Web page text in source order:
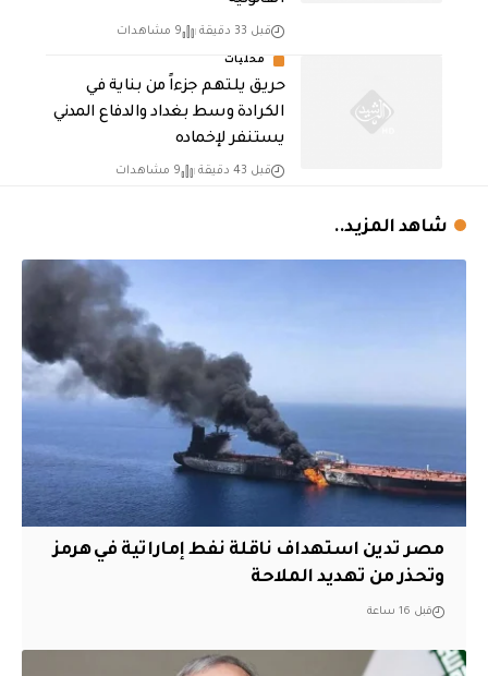
قبل 33 دقيقة 9 مشاهدات
محليات
حريق يلتهم جزءاً من بناية في
الكرادة وسط بغداد والدفاع المدني
يستنفر لإخماده
قبل 43 دقيقة 9 مشاهدات
شاهد المزيد..
مصر تدين استهداف ناقلة نفط إماراتية في هرمز
وتحذر من تهديد الملاحة
قبل 16 ساعة